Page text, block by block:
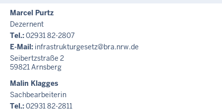
Marcel Purtz
Dezernent
Tel.:02931 82-2807
E-Mail: infrastrukturgesetz@bra.nrw.de
Seibertzstraße 2
59821Arnsberg
Malin Klagges
Sachbearbeiterin
Tel.:02931 82-2811